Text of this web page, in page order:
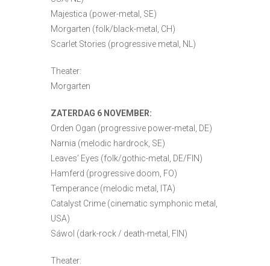
Majestica (power-metal, SE)
Morgarten (folk/black-metal, CH)
Scarlet Stories (progressive metal, NL)
Theater:
Morgarten
ZATERDAG 6 NOVEMBER:
Orden Ogan (progressive power-metal, DE)
Narnia (melodic hardrock, SE)
Leaves’ Eyes (folk/gothic-metal, DE/FIN)
Hamferd (progressive doom, FO)
Temperance (melodic metal, ITA)
Catalyst Crime (cinematic symphonic metal,
USA)
Sáwol (dark-rock / death-metal, FIN)
Theater: